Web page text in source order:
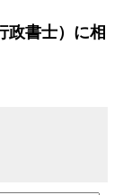
政書士）に相